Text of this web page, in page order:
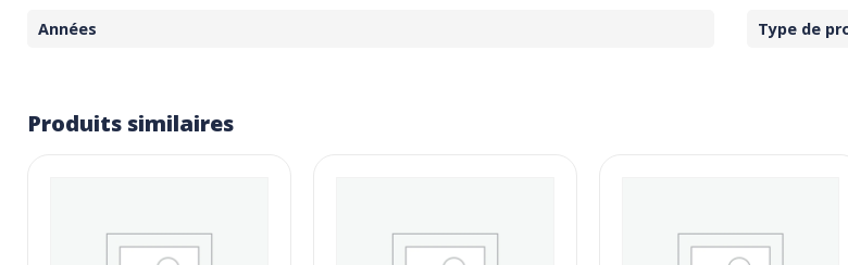
Années Type de
Produits similaires